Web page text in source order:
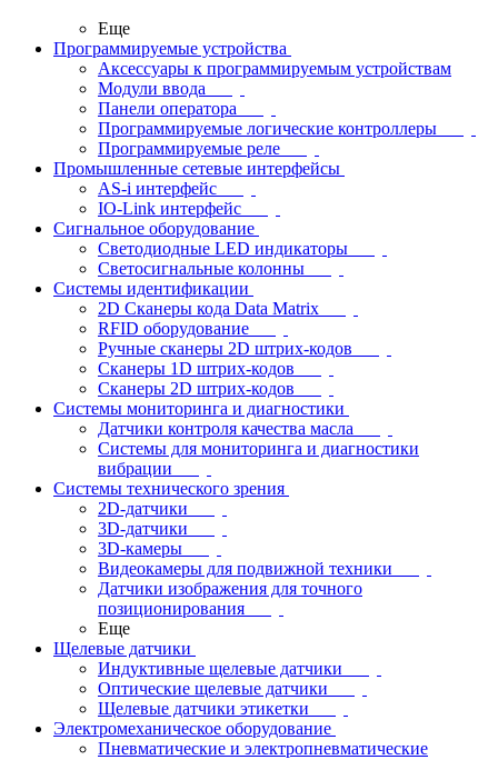
Еще
Программируемые устройства
Аксессуары к программируемым устройствам
Модули ввода
Панели оператора
Программируемые логические контроллеры
Программируемые реле
Промышленные сетевые интерфейсы
AS-i интерфейс
IO-Link интерфейс
Сигнальное оборудование
Светодиодные LED индикаторы
Светосигнальные колонны
Системы идентификации
2D Сканеры кода Data Matrix
RFID оборудование
Ручные сканеры 2D штрих-кодов
Сканеры 1D штрих-кодов
Сканеры 2D штрих-кодов
Системы мониторинга и диагностики
Датчики контроля качества масла
Системы для мониторинга и диагностики
вибрации
Системы технического зрения
2D-датчики
3D-датчики
3D-камеры
Видеокамеры для подвижной техники
Датчики изображения для точного
позиционирования
Еще
Щелевые датчики
Индуктивные щелевые датчики
Оптические щелевые датчики
Щелевые датчики этикетки
Электромеханическое оборудование
Пневматические и электропневматические